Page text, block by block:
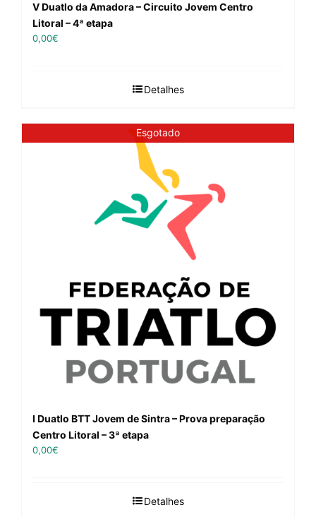
V Duatlo da Amadora – Circuito Jovem Centro
Litoral – 4ª etapa
0,00€
Detalhes
Esgotado
I Duatlo BTT Jovem de Sintra – Prova preparação
Centro Litoral – 3ª etapa
0,00€
Detalhes